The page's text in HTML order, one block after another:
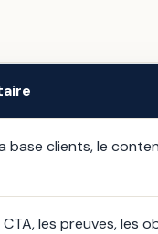
base clients, le
CTA, les preuves, les